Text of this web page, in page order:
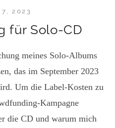
für Solo-CD
7, 2023
meines Solo-Albums
das im September 2023
Um die Label-Kosten zu
Kampagne
die CD und warum mich